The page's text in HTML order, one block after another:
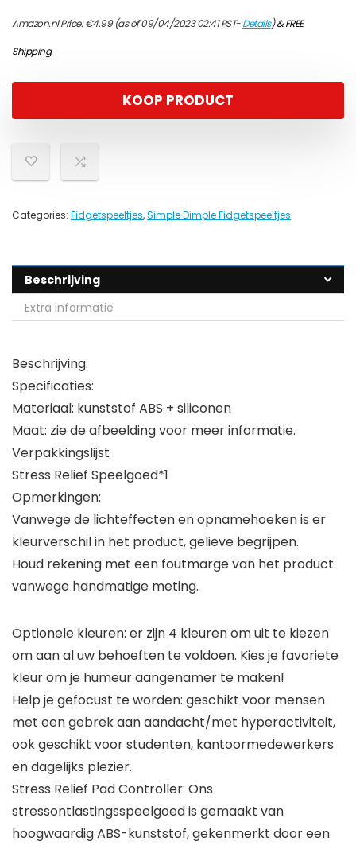
Amazon.nl Price:€4.99(as of 09/04/2023 02:41 PST-Details)&FREE
Shipping.
KOOP PRODUCT
Categories: Fidgetspeeltjes,Simple Dimple Fidgetspeeltjes
Beschrijving
Extra informatie
Beschrijving:
Specificaties:
Materiaal: kunststof ABS + siliconen
Maat: zie de afbeelding voor meer informatie.
Verpakkingslijst
Stress Relief Speelgoed*1
Opmerkingen:
Vanwege de lichteffecten en opnamehoeken is er
kleurverschil in het product, gelieve begrijpen.
Houd rekening met een foutmarge van het product
vanwege handmatige meting.
Optionele kleuren: er zijn 4 kleuren om uit te kiezen
om aan al uw behoeften te voldoen. Kies je favoriete
kleur om je humeur aangenamer te maken!
Help je gefocust te worden: geschikt voor mensen
met een gebrek aan aandacht/met hyperactiviteit,
ook geschikt voor studenten, kantoormedewerkers
en dagelijks plezier.
Stress Relief Pad Controller: Ons
stressontlastingsspeelgoed is gemaakt van
hoogwaardig ABS-kunststof, gekenmerkt door een